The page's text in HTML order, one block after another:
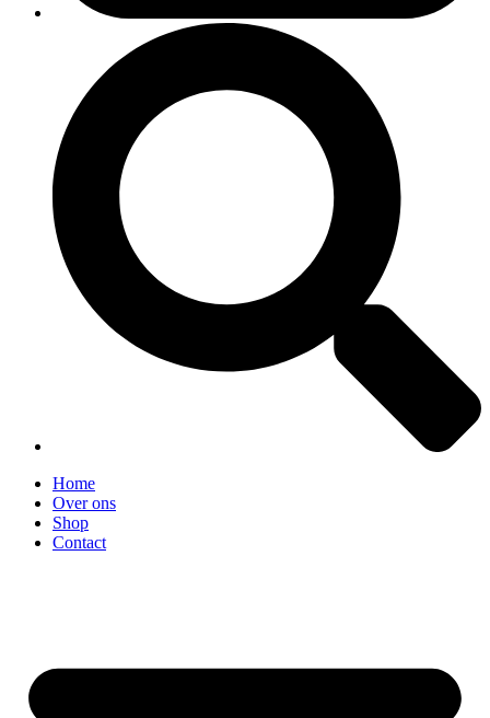
Home
Over ons
Shop
Contact